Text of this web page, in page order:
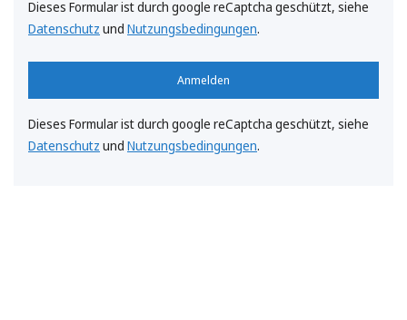
Dieses Formular ist durch google reCaptcha geschützt, siehe
Datenschutz und Nutzungsbedingungen.
Anmelden
Dieses Formular ist durch google reCaptcha geschützt, siehe
Datenschutz und Nutzungsbedingungen.